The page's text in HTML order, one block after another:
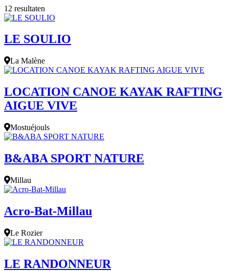
12 resultaten
LE SOULIO
La Malène
LOCATION CANOE KAYAK RAFTING
AIGUE VIVE
Mostuéjouls
B&ABA SPORT NATURE
Millau
Acro-Bat-Millau
Le Rozier
LE RANDONNEUR